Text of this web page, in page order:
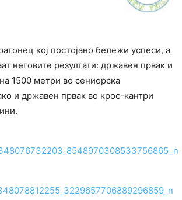
кој постојано бележи успеси, а
неговите резултати: државен првак и
1500 метри во сениорска
и државен првак во крос-кантри